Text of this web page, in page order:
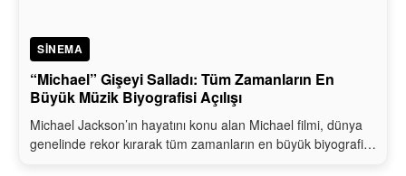
SINEMA
“Michael” Gişeyi Salladı: Tüm Zamanların En
Büyük Müzik Biyografisi Açılışı
Michael Jackson’ın hayatını konu alan Michael filmi, dünya
genelinde rekor kırarak tüm zamanların en büyük biyografi…